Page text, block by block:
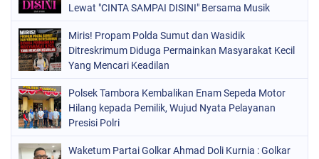
Lewat "CINTA SAMPAI DISINI" Bersama Musik
Miris! Propam Polda Sumut dan Wasidik
Ditreskrimum Diduga Permainkan Masyarakat Kecil
Yang Mencari Keadilan
Polsek Tambora Kembalikan Enam Sepeda Motor
Hilang kepada Pemilik, Wujud Nyata Pelayanan
Presisi Polri
Waketum Partai Golkar Ahmad Doli Kurnia : Golkar